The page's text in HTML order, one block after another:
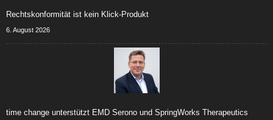
Rechtskonformität ist kein Klick-Produkt
6. August 2026
time change unterstützt EMD Serono und SpringWorks Therapeutics